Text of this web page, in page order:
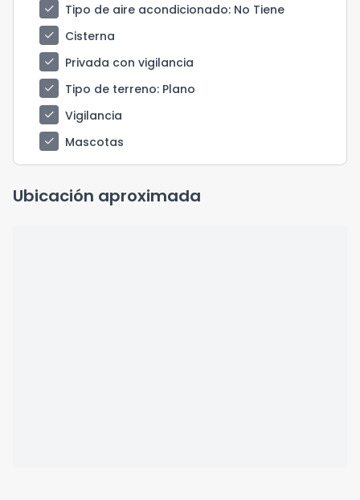
check
Tipo de aire acondicionado: No Tiene
check
Cisterna
check
Privada con vigilancia
check
Tipo de terreno: Plano
check
Vigilancia
check
Mascotas
Ubicación aproximada